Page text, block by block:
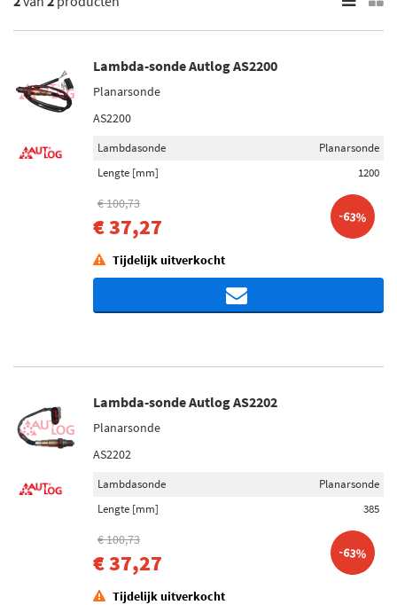
Lambda-sonde Autlog AS2200
Planarsonde
AS2200
Lambdasonde
Planarsonde
Lengte [mm]
1200
€ 100,73
€ 37,27 -63%
Tijdelijk uitverkocht
Lambda-sonde Autlog AS2202
Planarsonde
AS2202
Lambdasonde
Planarsonde
Lengte [mm]
385
€ 100,73
€ 37,27 -63%
Tijdelijk uitverkocht